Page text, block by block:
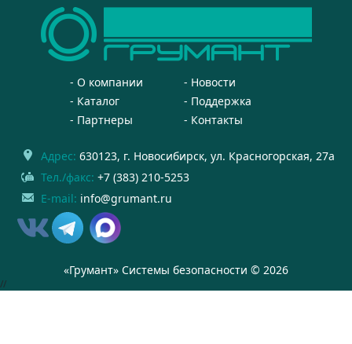
О компании
Новости
Каталог
Поддержка
Партнеры
Контакты
Адрес: 630123, г. Новосибирск, ул. Красногорская, 27а
Тел./факс: +7 (383) 210-5253
E-mail: info@grumant.ru
«Грумант» Системы безопасности © 2026
//